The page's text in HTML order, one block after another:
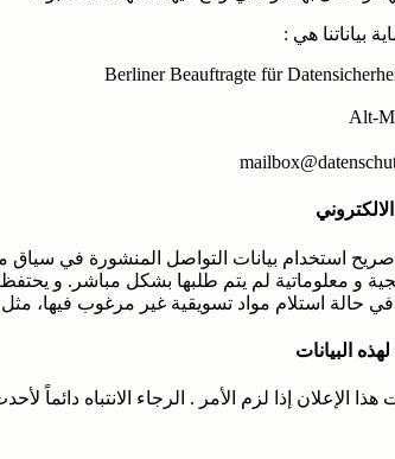
بياناتنا هي :
Berliner Beauftragte für
Alt-
استخدام بيانات التواصل المنشورة في سياق
و معلوماتية لم يتم طلبها بشكل مباشر. و
حالة استلام مواد تسويقية غير مرغوب فيها، مثل
البيانات
الإعلان إذا لزم الأمر . الرجاء الانتباه